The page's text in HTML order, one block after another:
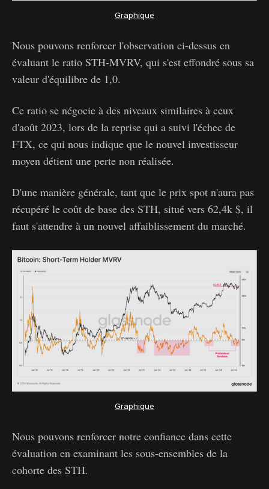
Graphique
Nous pouvons renforcer l'observation ci-dessus en
évaluant le ratio STH-MVRV, qui s'est effondré sous sa
valeur d'équilibre de 1,0.
Ce ratio se négocie à des niveaux similaires à ceux
d'août 2023, lors de la reprise qui a suivi l'échec de
FTX, ce qui nous indique que le nouvel investisseur
moyen détient une perte non réalisée.
D'une manière générale, tant que le prix spot n'aura pas
récupéré le coût de base des STH, situé vers 62,4k $, il
faut s'attendre à un nouvel affaiblissement du marché.
Graphique
Nous pouvons renforcer notre confiance dans cette
évaluation en examinant les sous-ensembles de la
cohorte des STH.